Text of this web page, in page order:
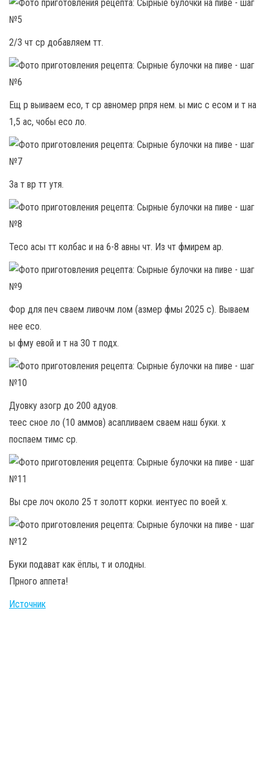
2/3 чт ср добавляем тт.
Ещ р выиваем есо, т ср авномер рпря нем. ы мис с есом и т на
1,5 ас, чобы есо ло.
За т вр тт утя.
Тесо асы тт колбас и на 6-8 авны чт. Из чт фмирем ар.
Фор для печ сваем ливочм лом (азмер фмы 2025 с). Вываем
нее есо.
ы фму евой и т на 30 т подх.
Дуовку азогр до 200 адуов.
теес сное ло (10 аммов) асапливаем сваем наш буки. х
поспаем тимс ср.
Вы сре лоч около 25 т золотт корки. иентуес по воей х.
Буки подават как ёплы, т и олодны.
Прного аппета!
Источник